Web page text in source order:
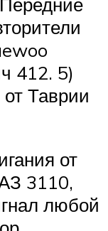
412. 5)
Таврии
от
3110,
любой